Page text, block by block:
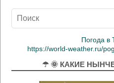
Погода в
https://world-weather.ru/
☂ 🌞 КАКИЕ